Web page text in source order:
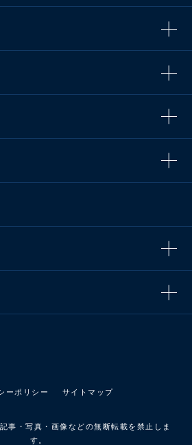
集
レム・ロゴ等）
スタッフ
ーポリシー サイトマップ
事・写真・画像などの無断転載を禁止しま
す。